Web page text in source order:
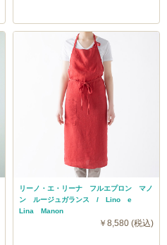
リーノ・エ・リーナ フルエプロン マノ
ン ルージュガランス / Lino e
Lina Manon
￥8,580 (税込)